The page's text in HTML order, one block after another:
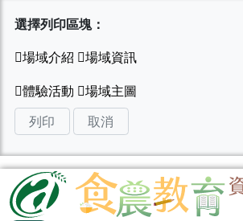
選擇列印區塊：
列印 取消